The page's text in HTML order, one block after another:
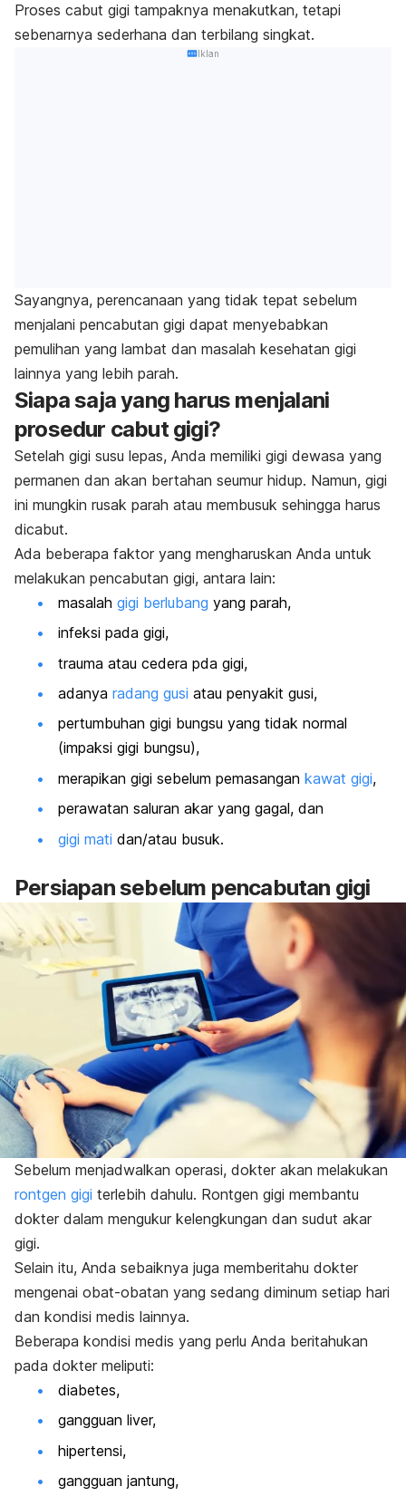
Proses cabut gigi tampaknya menakutkan, tetapi
sebenarnya sederhana dan terbilang singkat.
Iklan
Sayangnya, perencanaan yang tidak tepat sebelum
menjalani pencabutan gigi dapat menyebabkan
pemulihan yang lambat dan masalah kesehatan gigi
lainnya yang lebih parah.
Siapa saja yang harus menjalani
prosedur cabut gigi?
Setelah gigi susu lepas, Anda memiliki gigi dewasa yang
permanen dan akan bertahan seumur hidup. Namun, gigi
ini mungkin rusak parah atau membusuk sehingga harus
dicabut.
Ada beberapa faktor yang mengharuskan Anda untuk
melakukan pencabutan gigi, antara lain:
masalah gigi berlubang yang parah,
infeksi pada gigi,
trauma atau cedera pda gigi,
adanya radang gusi atau penyakit gusi,
pertumbuhan gigi bungsu yang tidak normal
(impaksi gigi bungsu),
merapikan gigi sebelum pemasangan kawat gigi,
perawatan saluran akar yang gagal, dan
gigi mati dan/atau busuk.
Persiapan sebelum pencabutan gigi
Sebelum menjadwalkan operasi, dokter akan melakukan
rontgen gigi terlebih dahulu. Rontgen gigi membantu
dokter dalam mengukur kelengkungan dan sudut akar
gigi.
Selain itu, Anda sebaiknya juga memberitahu dokter
mengenai obat-obatan yang sedang diminum setiap hari
dan kondisi medis lainnya.
Beberapa kondisi medis yang perlu Anda beritahukan
pada dokter meliputi:
diabetes,
gangguan liver,
hipertensi,
gangguan jantung,